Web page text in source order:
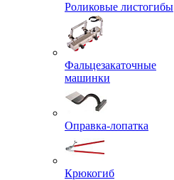
Роликовые листогибы
Фальцезакаточные
машинки
Оправка-лопатка
Крюкогиб